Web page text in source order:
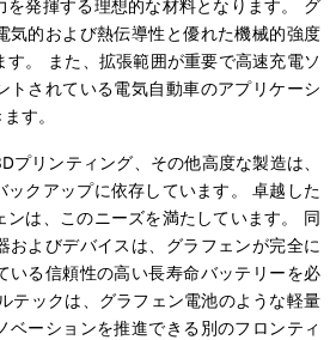
を発揮する理想的な材料となります。 グ
気的および熱伝導性と優れた機械的強度
す。 また、拡張範囲が重要で高速充電ソ
トされている電気自動車のアプリケーシ
す。
プリンティング、その他高度な製造は、
クアップに依存しています。 卓越した
は、このニーズを満たしています。 同
およびデバイスは、グラフェンが完全に
いる信頼性の高い長寿命バッテリーを必
テックは、グラフェン電池のような軽量
ベーションを推進できる別のフロンティ